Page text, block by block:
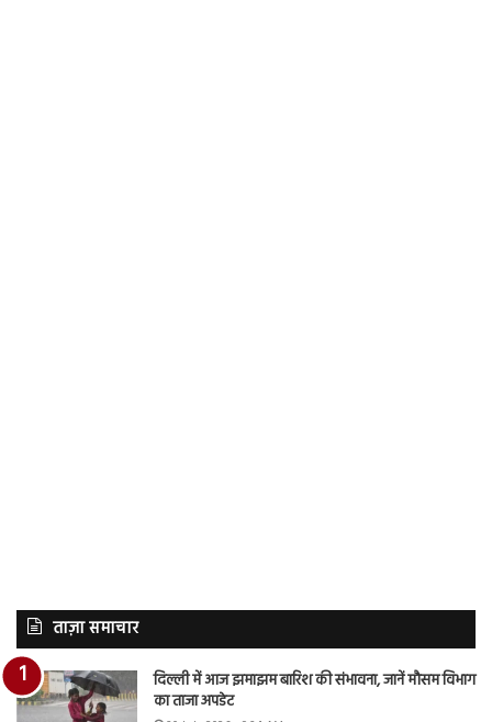
ताज़ा समाचार
दिल्ली में आज झमाझम बारिश की संभावना, जानें मौसम विभाग
का ताजा अपडेट